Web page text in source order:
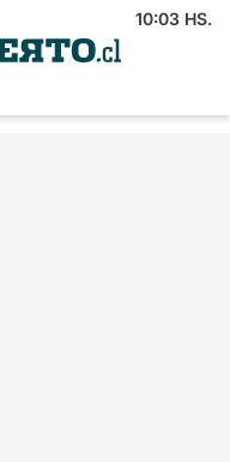
10:03 HS.